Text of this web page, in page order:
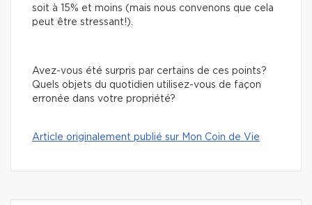
soit à 15% et moins (mais nous convenons que cela
peut être stressant!).
Avez-vous été surpris par certains de ces points?
Quels objets du quotidien utilisez-vous de façon
erronée dans votre propriété?
Article originalement publié sur Mon Coin de Vie